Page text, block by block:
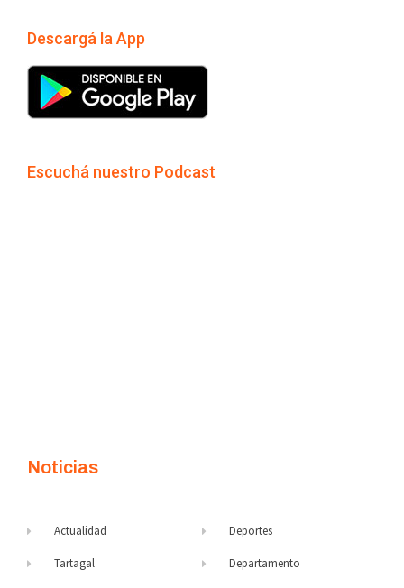
Descargá la App
Escuchá nuestro Podcast
Noticias
Actualidad
Tartagal
Deportes
Departamento